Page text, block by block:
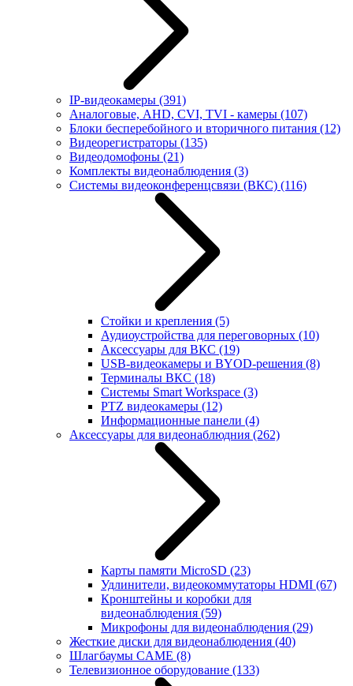
IP-видеокамеры (391)
Аналоговые, AHD, CVI, TVI - камеры (107)
Блоки бесперебойного и вторичного питания (12)
Видеорегистраторы (135)
Видеодомофоны (21)
Комплекты видеонаблюдения (3)
Системы видеоконференцсвязи (ВКС) (116)
Стойки и крепления (5)
Аудиоустройства для переговорных (10)
Аксессуары для ВКС (19)
USB-видеокамеры и BYOD-решения (8)
Терминалы ВКС (18)
Системы Smart Workspace (3)
PTZ видеокамеры (12)
Информационные панели (4)
Аксессуары для видеонаблюдния (262)
Карты памяти MicroSD (23)
Удлинители, видеокоммутаторы HDMI (67)
Кронштейны и коробки для
видеонаблюдения (59)
Микрофоны для видеонаблюдения (29)
Жесткие диски для видеонаблюдения (40)
Шлагбаумы CAME (8)
Телевизионное оборудование (133)